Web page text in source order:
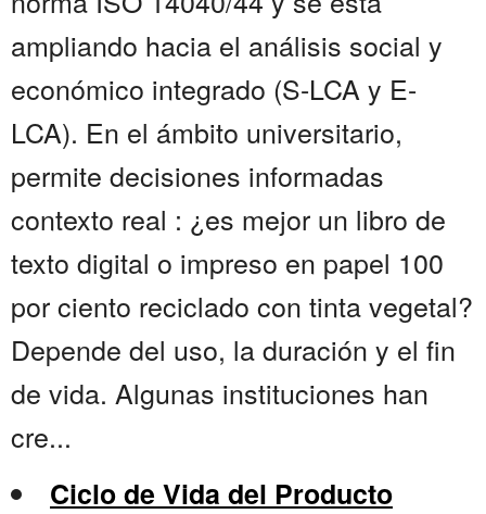
ampliando hacia el análisis social y
económico integrado (S-LCA y E-
LCA). En el ámbito universitario,
permite decisiones informadas
contexto real : ¿es mejor un libro de
texto digital o impreso en papel 100
por ciento reciclado con tinta vegetal?
Depende del uso, la duración y el fin
de vida. Algunas instituciones han
cre...
Ciclo de Vida del Producto